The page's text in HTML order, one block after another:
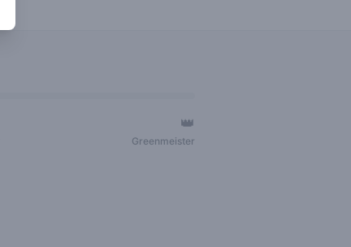
👑
Greenmeister